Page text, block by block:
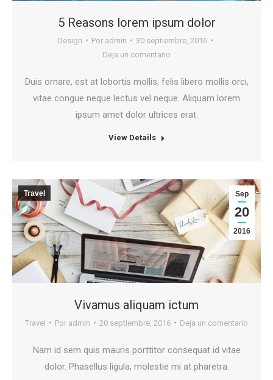
5 Reasons lorem ipsum dolor
Design Por admin
30 septiembre, 2016
Deja un comentario
Duis ornare, est at lobortis mollis, felis libero mollis orci,
vitae congue neque lectus vel neque. Aliquam lorem
ipsum amet dolor ultrices erat.
View Details
Vivamus aliquam ictum
Travel Por admin 20 septiembre, 2016 Deja un comentario
Sep
20
2016
Travel
Nam id sem quis mauris porttitor consequat id vitae
dolor. Phasellus ligula, molestie mi at pharetra.